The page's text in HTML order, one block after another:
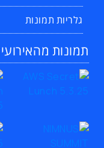
גלריות תמונות
תמונות